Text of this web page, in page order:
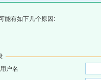
能有如下几个原因:
用户名